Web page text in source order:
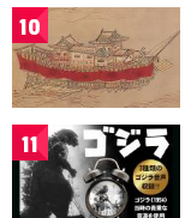
10
11